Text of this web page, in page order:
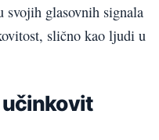
glasovnih signala
slično kao ljudi u